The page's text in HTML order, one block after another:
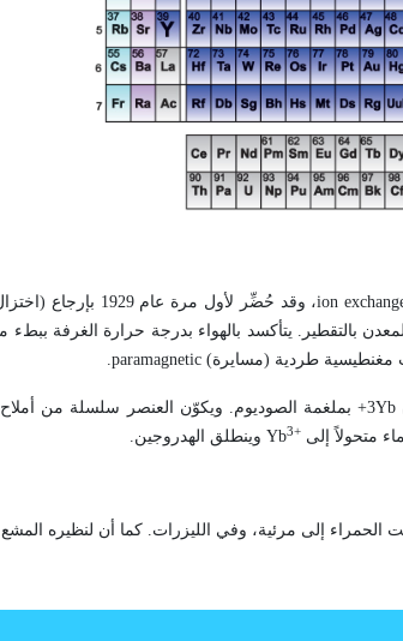
ion، وقد حُضِّر لأول مرة عام 1929 بإرجاع (اختزال) ثلاثي كلوريد الإتربيوم
بالتقطير. يتأكسد بالهواء بدرجة حرارة الغرفة ببطء
مغنطيسية طردية (مسايرة) paramagnetic
.
Yb3+ بملغمة الصوديوم. ويكوّن العنصر سلسلة من أملاح الإيون
متحولاً إلى Yb3+ وينطلق الهدروجين.
الحمراء إلى مرئية، وفي الليزرات. كما أن لنظيره المشع